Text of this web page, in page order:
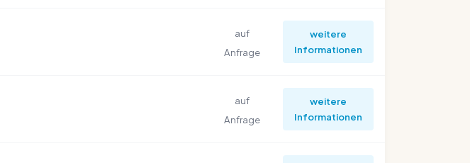
auf
Anfrage
weitere
Informationen
auf
Anfrage
weitere
Informationen